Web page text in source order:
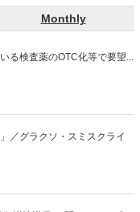
Monthly
る検査薬のOTC化等で要望...
／グラクソ・スミスクライ